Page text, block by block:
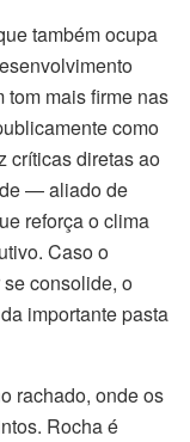
também ocupa
tom mais firme nas
como
críticas diretas ao
— aliado de
reforça o clima
Caso o
consolide, o
importante pasta
rachado, onde os
Rocha é